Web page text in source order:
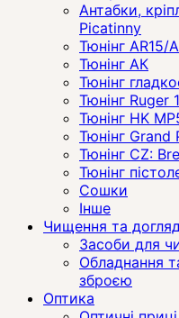
Антабки,
Picatinny
Тюнінг AR15/
Тюнінг АК
Тюнінг
Тюнінг Ruger
Тюнінг HK
Тюнінг
Тюнінг CZ:
Тюнінг
Сошки
Інше
Чищення та
Засоби для
Обладнання
зброєю
Оптика